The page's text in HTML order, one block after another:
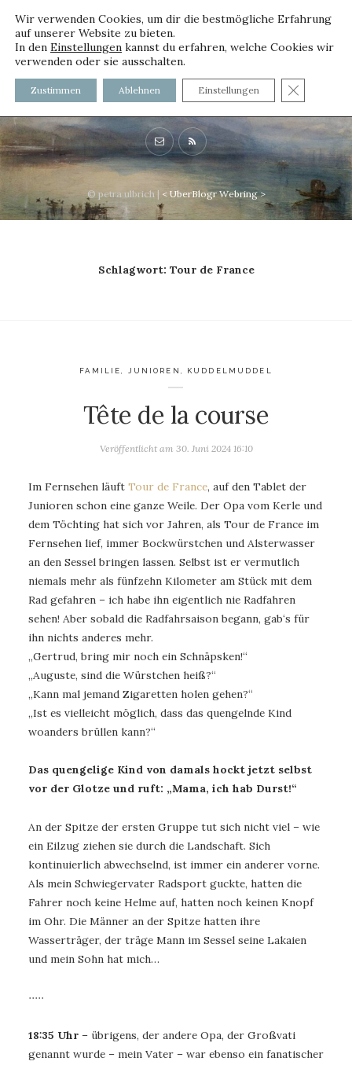
voller worte - mit und ohne
Innenfutter
© petra ulbrich | < UberBlogr Webring >
Schlagwort: Tour de France
FAMILIE JUNIOREN KUDDELMUDDEL
Tête de la course
Veröffentlicht am 30. Juni 2024 16:10
Im Fernsehen läuft Tour de France, auf den Tablet der
Junioren schon eine ganze Weile. Der Opa vom Kerle und
dem Töchting hat sich vor Jahren, als Tour de France im
Fernsehen lief, immer Bockwürstchen und Alsterwasser
an den Sessel bringen lassen. Selbst ist er vermutlich
niemals mehr als fünfzehn Kilometer am Stück mit dem
Rad gefahren – ich habe ihn eigentlich nie Radfahren
sehen! Aber sobald die Radfahrsaison begann, gab‘s für
ihn nichts anderes mehr.
„Gertrud, bring mir noch ein Schnäpsken!“
„Auguste, sind die Würstchen heiß?“
„Kann mal jemand Zigaretten holen gehen?“
„Ist es vielleicht möglich, dass das quengelnde Kind
woanders brüllen kann?“
Das quengelige Kind von damals hockt jetzt selbst
vor der Glotze und ruft: „Mama, ich hab Durst!“
An der Spitze der ersten Gruppe tut sich nicht viel – wie
ein Eilzug ziehen sie durch die Landschaft. Sich
kontinuierlich abwechselnd, ist immer ein anderer vorne.
Als mein Schwiegervater Radsport guckte, hatten die
Fahrer noch keine Helme auf, hatten noch keinen Knopf
im Ohr. Die Männer an der Spitze hatten ihre
Wasserträger, der träge Mann im Sessel seine Lakaien
und mein Sohn hat mich…
∙∙∙∙∙
18:35 Uhr – übrigens, der andere Opa, der Großvati
genannt wurde – mein Vater – war ebenso ein fanatischer
Wir verwenden Cookies, um dir die bestmögliche Erfahrung
auf unserer Website zu bieten.
In den Einstellungen kannst du erfahren, welche Cookies wir
verwenden oder sie ausschalten.
Zustimmen Ablehnen Einstellungen GDPR